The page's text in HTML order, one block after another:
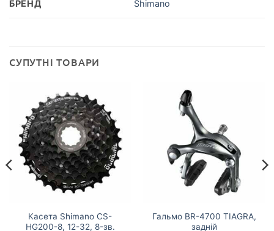
БРЕНД Shimano
СУПУТНІ ТОВАРИ
Касета Shimano CS-
HG200-8, 12-32, 8-зв.
Гальмо BR-4700 TIAGRA,
задній